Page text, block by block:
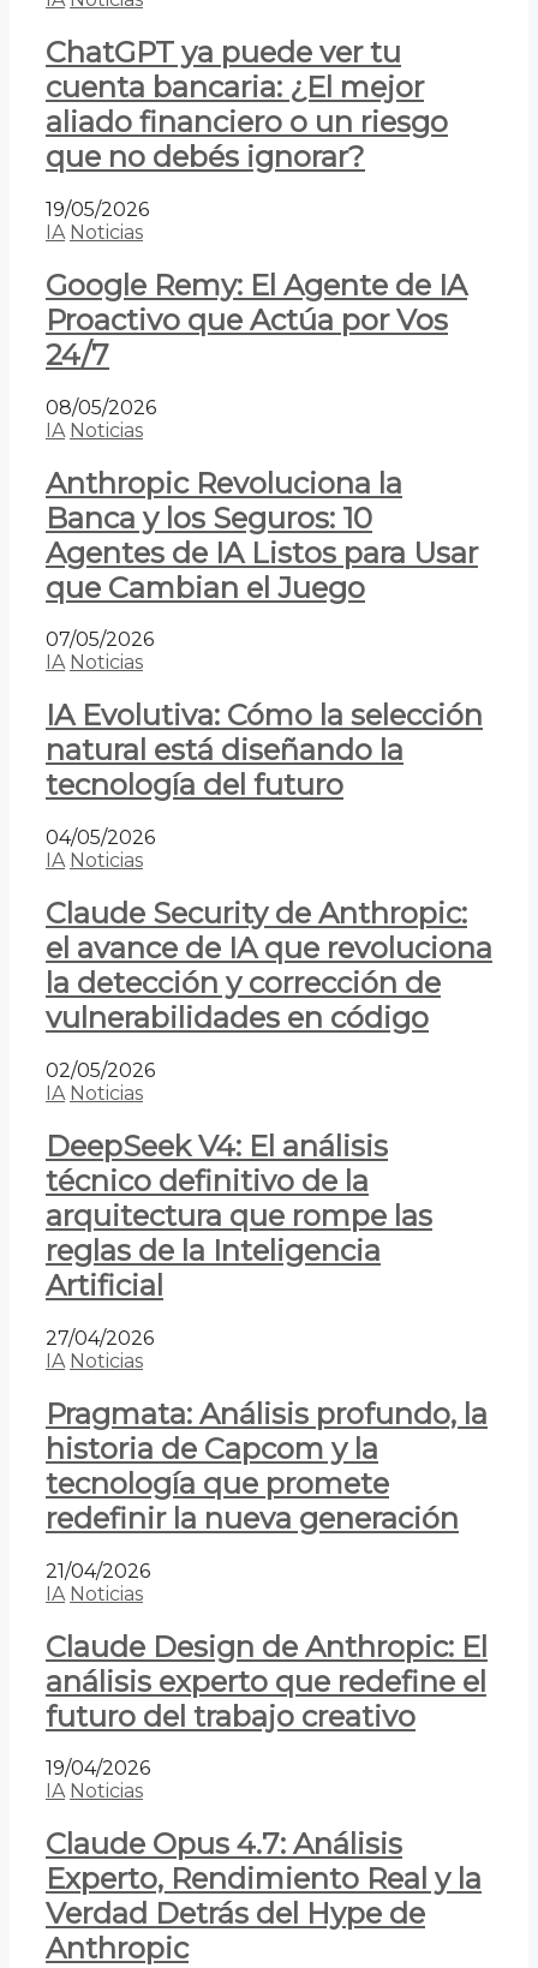
ChatGPT ya puede ver tu
cuenta bancaria: ¿El mejor
aliado financiero o un riesgo
que no debés ignorar?
19/05/2026
IA Noticias
Google Remy: El Agente de IA
Proactivo que Actúa por Vos
24/7
08/05/2026
IA Noticias
Anthropic Revoluciona la
Banca y los Seguros: 10
Agentes de IA Listos para Usar
que Cambian el Juego
07/05/2026
IA Noticias
IA Evolutiva: Cómo la selección
natural está diseñando la
tecnología del futuro
04/05/2026
IA Noticias
Claude Security de Anthropic:
el avance de IA que revoluciona
la detección y corrección de
vulnerabilidades en código
02/05/2026
IA Noticias
DeepSeek V4: El análisis
técnico definitivo de la
arquitectura que rompe las
reglas de la Inteligencia
Artificial
27/04/2026
IA Noticias
Pragmata: Análisis profundo, la
historia de Capcom y la
tecnología que promete
redefinir la nueva generación
21/04/2026
IA Noticias
Claude Design de Anthropic: El
análisis experto que redefine el
futuro del trabajo creativo
19/04/2026
IA Noticias
Claude Opus 4.7: Análisis
Experto, Rendimiento Real y la
Verdad Detrás del Hype de
Anthropic